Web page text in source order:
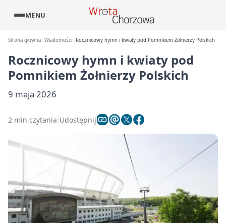
MENU
Strona główna Wiadomości Rocznicowy hymn i kwiaty pod Pomnikiem Żołnierzy Polskich
Rocznicowy hymn i kwiaty pod
Pomnikiem Żołnierzy Polskich
9 maja 2026
2 min czytania Udostępnij